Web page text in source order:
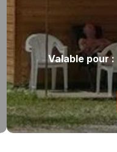
Valable pour: